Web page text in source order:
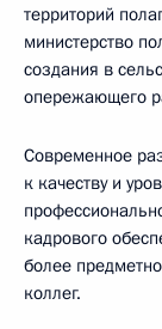
территорий
министерство
создания в
опережающего
Современное
к качеству и
кадрового
более
коллег.